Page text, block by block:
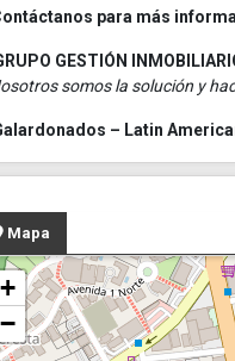
para más
GESTIÓN
somos la solución y
– Latin
Mapa
+
−